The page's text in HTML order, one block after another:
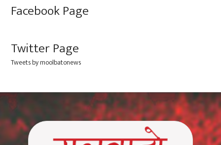
Facebook Page
Twitter Page
Tweets by moolbatonews